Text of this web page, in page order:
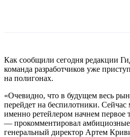
Как сообщили сегодня редакции
команда разработчиков уже
на полигонах.
«Очевидно, что в будущем весь
перейдет на беспилотники.
именно ретейлером начнем первое
— прокомментировал
генеральный директор Артем